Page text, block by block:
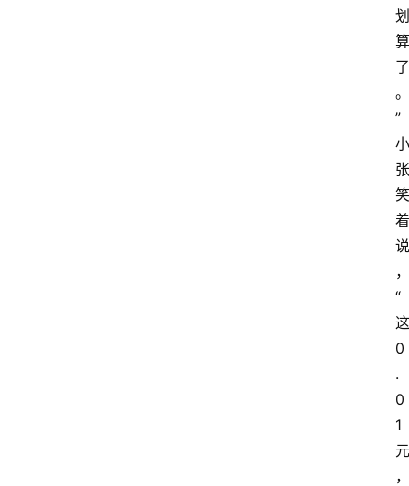
划
算
了
。
”
小
张
笑
着
说
，
“
这
0
.
0
1
元
，